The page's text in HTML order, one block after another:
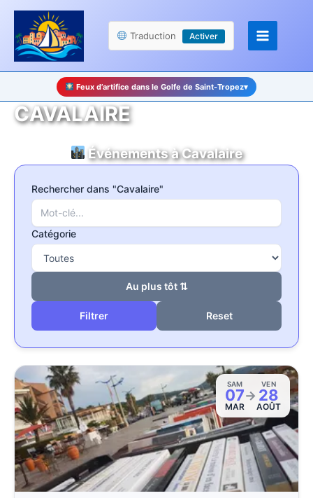
Panneau de gestion des cookies
Aller
contenu
Traduction Activer
Feux d’artifice dans le Golfe de Saint-Tropez▾
CAVALAIRE
Événements à Cavalaire
Rechercher dans "Cavalaire"
Catégorie
Au plus tôt ⇅
Reset
SAM
07
MAR
→
VEN
28
AOÛT